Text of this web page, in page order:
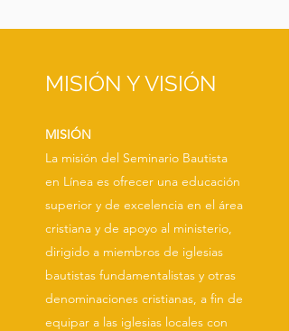
MISIÓN Y VISIÓN
MISIÓN
La misión del Seminario Bautista
en Línea es ofrecer una educación
superior y de excelencia en el área
cristiana y de apoyo al ministerio,
dirigido a miembros de iglesias
bautistas fundamentalistas y otras
denominaciones cristianas, a fin de
equipar a las iglesias locales con